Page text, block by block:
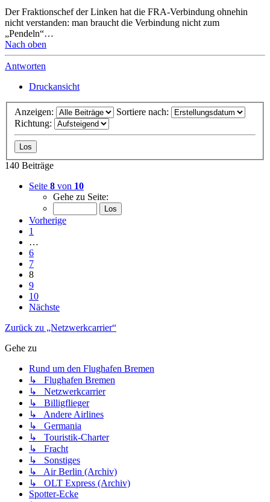
Der Fraktionschef der Linken hat die FRA-Verbindung ohnehin
nicht verstanden: man braucht die Verbindung nicht zum
„Pendeln“…
Nach oben
Antworten
Druckansicht
Anzeigen:
Sortiere nach:
Richtung:
140 Beiträge
Seite 8 von 10
Gehe zu Seite:
Vorherige
1
…
6
7
8
9
10
Nächste
Zurück zu „Netzwerkcarrier“
Gehe zu
Rund um den Flughafen Bremen
↳ Flughafen Bremen
↳ Netzwerkcarrier
↳ Billigflieger
↳ Andere Airlines
↳ Germania
↳ Touristik-Charter
↳ Fracht
↳ Sonstiges
↳ Air Berlin (Archiv)
↳ OLT Express (Archiv)
Spotter-Ecke